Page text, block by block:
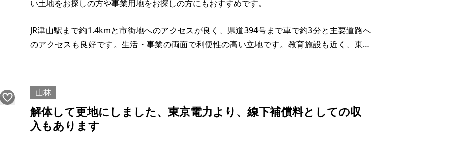
い土地をお探しの方や事業用地をお探しの方にもおすすめです。
JR津山駅まで約1.4kmと市街地へのアクセスが良く、県道394号まで車で約3分と主要道路へ
のアクセスも良好です。生活・事業の両面で利便性の高い立地です。教育施設も近く、東小
山林
解体して更地にしました、東京電力より、線下補償料としての収
入もあります